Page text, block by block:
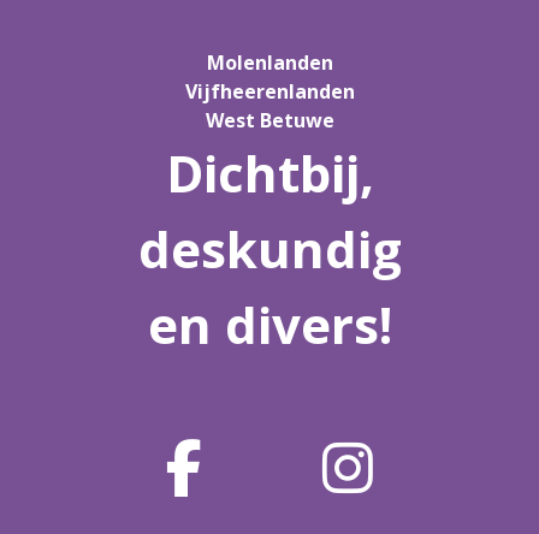
Molenlanden
Vijfheerenlanden
West Betuwe
Dichtbij,
deskundig
en divers!